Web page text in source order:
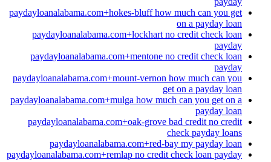
paydayloanalabama.com+hokes-bluff how much can you get
on a payday loan
paydayloanalabama.com+lockhart no credit check loan
payday
paydayloanalabama.com+mentone no credit check loan
payday
paydayloanalabama.com+mount-vernon how much can you
get on a payday loan
paydayloanalabama.com+mulga how much can you get on a
payday loan
paydayloanalabama.com+oak-grove bad credit no credit
check payday loans
paydayloanalabama.com+red-bay my payday loan
paydayloanalabama.com+remlap no credit check loan payday